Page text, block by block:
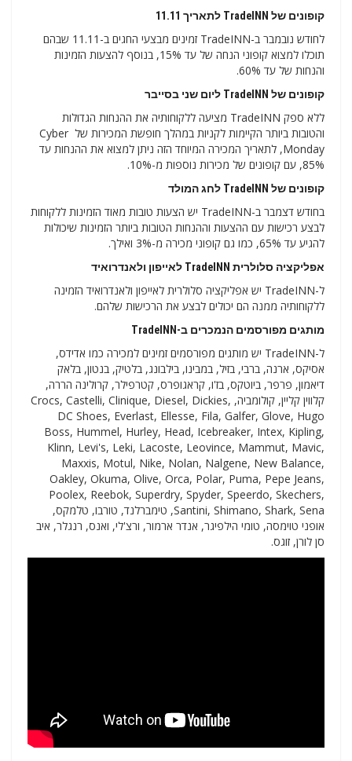
קופונים של TradeINN לתאריך 11.11
לחודש נובמבר ב-TradeINN זמינים מבצעי החגים ב-11.11 שבהם
תוכלו למצוא קופוני הנחה של עד 15%, בנוסף להצעות הזמינות
והנחות של עד 60%.
קופונים של TradeINN ליום שני בסייבר
ללא ספק TradeINN מציעה ללקוחותיה את ההנחות הגדולות
והטובות ביותר הקיימות לקניות במהלך חופשת המכירות של Cyber ​​​​
Monday, לתאריך המכירה המיוחד הזה ניתן למצוא את ההנחות עד
85%, עם קופונים של מכירות נוספות מ-10%.
קופונים של TradeINN לחג המולד
בחודש דצמבר ב-TradeINN יש הצעות טובות מאוד הזמינות ללקוחות
לבצע רכישות עם ההצעות וההנחות הטובות ביותר הזמינות שיכולות
להגיע עד 65%, כמו גם קופוני מכירה מ-3% ואילך.
אפליקציה סלולרית TradeINN לאייפון ולאנדרואיד
ל-TradeINN יש אפליקציה סלולרית לאייפון ולאנדרואיד הזמינה
ללקוחותיה ממנה הם יכולים לבצע את הרכישות שלהם.
מותגים מפורסמים הנמכרים ב-TradeINN
ל-TradeINN יש מותגים מפורסמים זמינים למכירה כמו אדידס,
אסיקס, ארנה, ברבי, בזיל, במבינו, בילבונג, בלטיק, בנטון, בלאק
דיאמון, פרפר, ביוטקס, בז'ו, קראגופרס, קטרפילר, קרולינה הררה,
קלווין קליין, קולומביה, Crocs, Castelli, Clinique, Diesel, Dickies,
DC Shoes, Everlast, Ellesse, Fila, Galfer, Glove, Hugo
Boss, Hummel, Hurley, Head, Icebreaker, Intex, Kipling,
Klinn, Levi's, Leki, Lacoste, Leovince, Mammut, Mavic,
Maxxis, Motul, Nike, Nolan, Nalgene, New Balance,
Oakley, Okuma, Olive, Orca, Polar, Puma, Pepe Jeans,
Poolex, Reebok, Superdry, Spyder, Speerdo, Skechers,
Santini, Shimano, Shark, Sena, טימברלנד, טורבו, טלמקס,
אופני טוימסה, טומי הילפיגר, אנדר ארמור, ורצ'לי, ואנס, רנגלר, איב
סן לורן, זוגס.